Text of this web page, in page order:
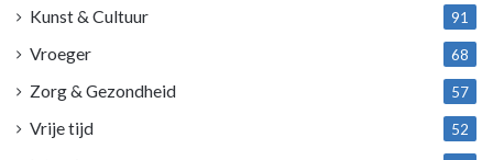
Kunst & Cultuur 91
Vroeger 68
Zorg & Gezondheid 57
Vrije tijd 52